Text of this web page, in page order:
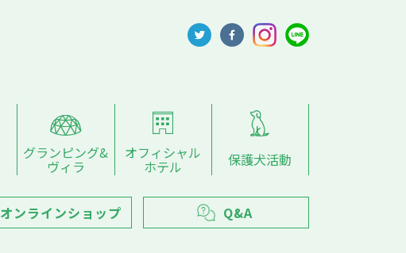
グランピング&
ヴィラ
オフィシャル
ホテル 保護犬活動
オンラインショップ Q&A